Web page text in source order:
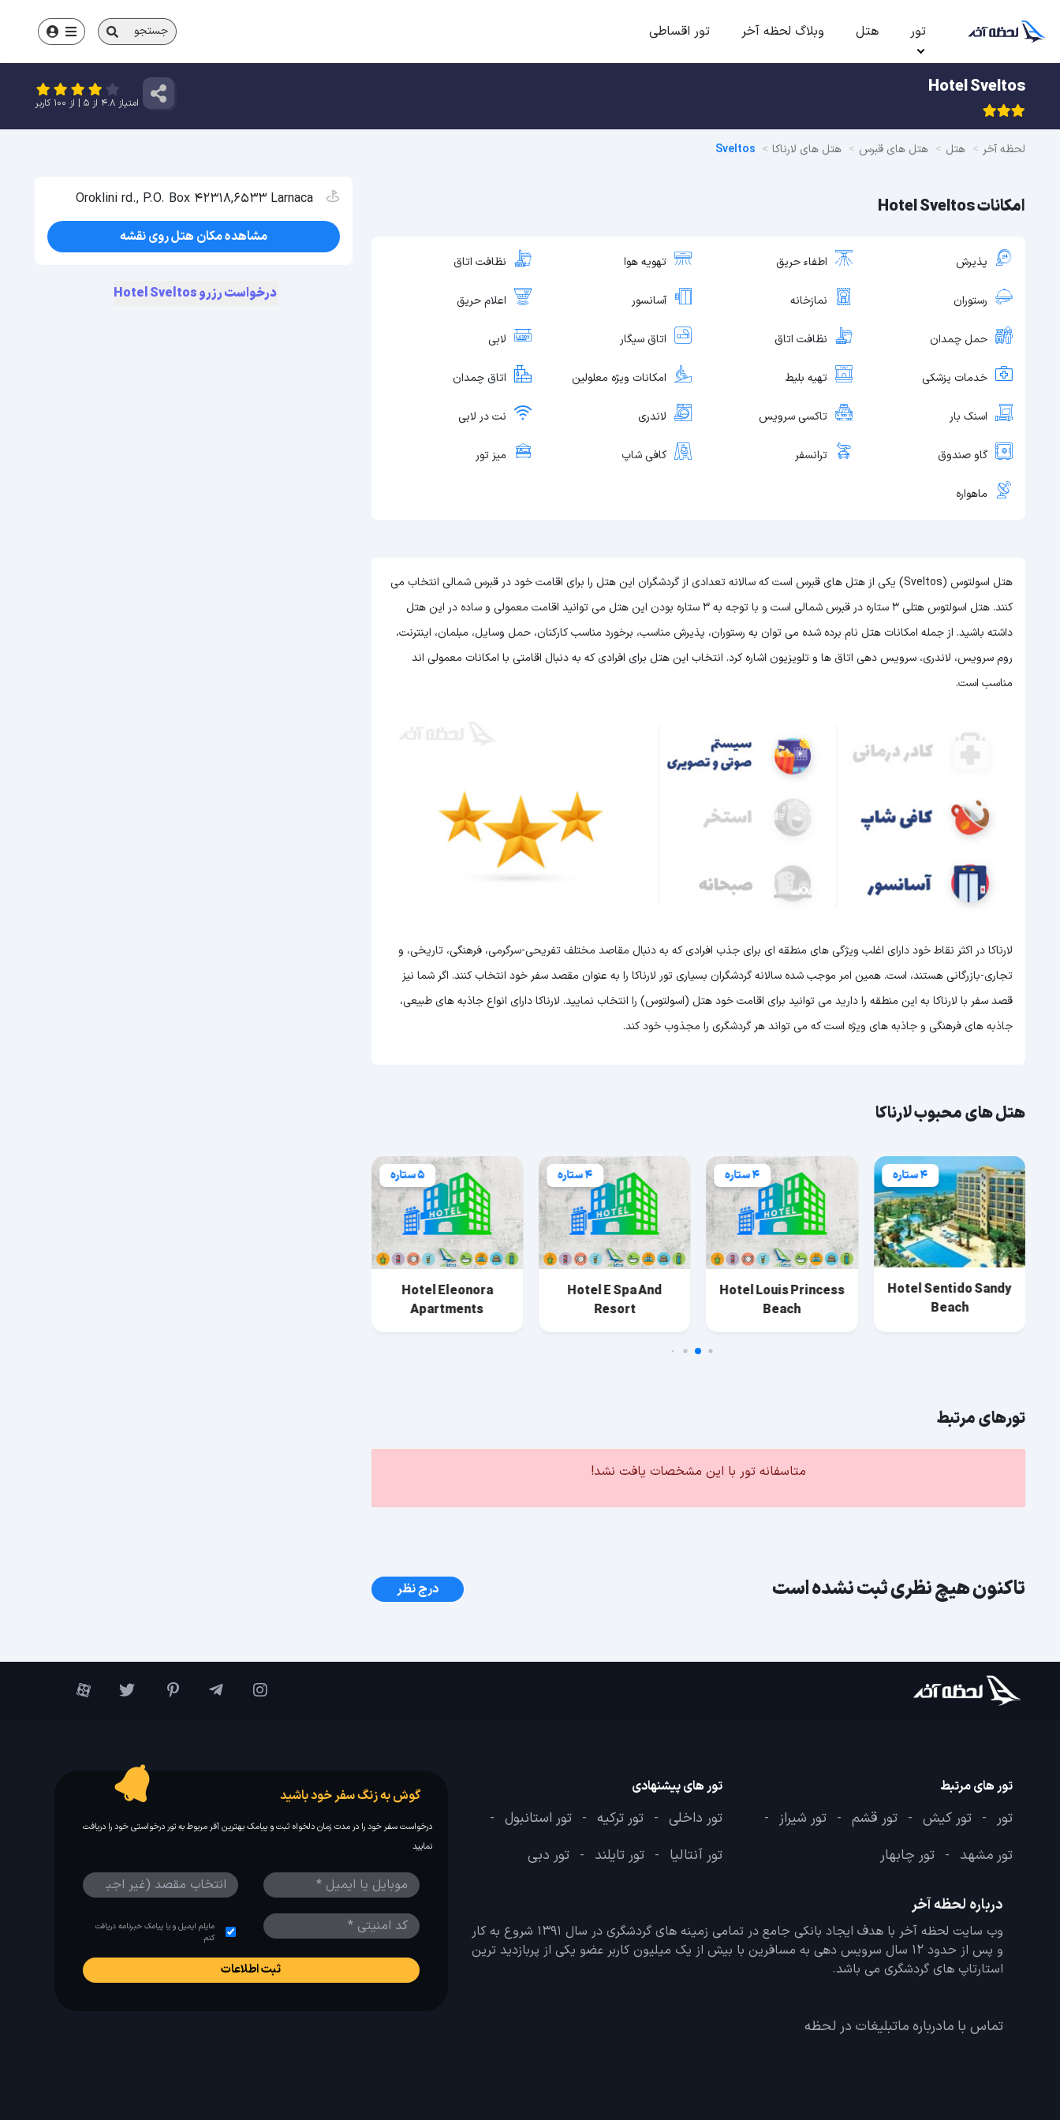
تور هتل وبلاگ لحظه آخر تور اقساطی جستجو
Hotel Sveltos
امتیاز 4.8 از 5 | از 100 کاربر
لحظه آخر هتل هتل های قبرس هتل های لارناکا Sveltos
امکانات Hotel Sveltos
پذیرش اطفاء حریق تهویه هوا نظافت اتاق
رستوران نمازخانه آسانسور اعلام حریق
حمل چمدان نظافت اتاق اتاق سیگار لابی
خدمات پزشکی تهیه بلیط امکانات ویژه معلولین اتاق چمدان
اسنک بار تاکسی سرویس لاندری نت در لابی
گاو صندوق ترانسفر کافی شاپ میز تور
ماهواره
هتل اسولتوس (Sveltos) یکی از هتل های قبرس است که سالانه تعدادی از گردشگران این هتل را برای اقامت خود در قبرس شمالی انتخاب می
کنند. هتل اسولتوس هتلی 3 ستاره در قبرس شمالی است و با توجه به 3 ستاره بودن این هتل می توانید اقامت معمولی و ساده در این هتل
داشته باشید. از جمله امکانات هتل نام برده شده می توان به رستوران، پذیرش مناسب، برخورد مناسب کارکنان، حمل وسایل، مبلمان، اینترنت،
روم سرویس، لاندری، سرویس دهی اتاق ها و تلویزیون اشاره کرد. انتخاب این هتل برای افرادی که به دنبال اقامتی با امکانات معمولی اند
مناسب است.
لارناکا در اکثر نقاط خود دارای اغلب ویژگی های منطقه ای برای جذب افرادی که به دنبال مقاصد مختلف تفریحی-سرگرمی، فرهنگی، تاریخی، و
تجاری-بازرگانی هستند، است. همین امر موجب شده سالانه گردشگران بسیاری تور لارناکا را به عنوان مقصد سفر خود انتخاب کنند. اگر شما نیز
قصد سفر با لارناکا به این منطقه را دارید می توانید برای اقامت خود هتل (اسولتوس) را انتخاب نمایید. لارناکا دارای انواع جاذبه های طبیعی،
جاذبه های فرهنگی و جاذبه های ویژه است که می تواند هر گردشگری را مجذوب خود کند.
هتل های محبوب لارناکا
4 ستاره
Hotel Sentido Sandy
Beach
4 ستاره
Hotel Louis Princess
Beach
4 ستاره
Hotel E Spa And
Resort
5 ستاره
Hotel Eleonora
Apartments
تورهای مرتبط
متاسفانه تور با این مشخصات یافت نشد!
تاکنون هیچ نظری ثبت نشده است درج نظر
Oroklini rd., P.O. Box 42318,6533 Larnaca
مشاهده مکان هتل روی نقشه
درخواست رزرو Hotel Sveltos
تور های مرتبط
تور - تور کیش - تور قشم - تور شیراز -
تور مشهد - تور چابهار
تور های پیشنهادی
تور داخلی - تور ترکیه - تور استانبول -
تور آنتالیا - تور تایلند - تور دبی
درباره لحظه آخر
وب سایت لحظه آخر با هدف ایجاد بانکی جامع در تمامی زمینه های گردشگری در سال 1391 شروع به کار
و پس از حدود 12 سال سرویس دهی به مسافرین با بیش از یک میلیون کاربر عضو یکی از پربازدید ترین
استارتاپ های گردشگری می باشد.
تماس با مادرباره ماتبلیغات در لحظه
گوش به زنگ سفر خود باشید
درخواست سفر خود را در مدت زمان دلخواه ثبت و پیامک بهترین آفر مربوط به تور درخواستی خود را دریافت
نمایید
مایلم ایمیل و یا پیامک خبرنامه دریافت
کنم.